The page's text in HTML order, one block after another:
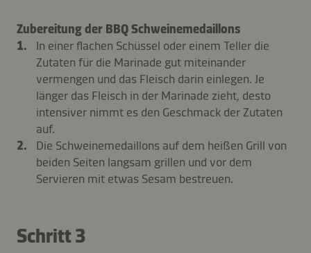
Zubereitung der BBQ Schweinemedaillons
In einer flachen Schüssel oder einem Teller die
Zutaten für die Marinade gut miteinander
vermengen und das Fleisch darin einlegen. Je
länger das Fleisch in der Marinade zieht, desto
intensiver nimmt es den Geschmack der Zutaten
auf.
Die Schweinemedaillons auf dem heißen Grill von
beiden Seiten langsam grillen und vor dem
Servieren mit etwas Sesam bestreuen.
Schritt 3